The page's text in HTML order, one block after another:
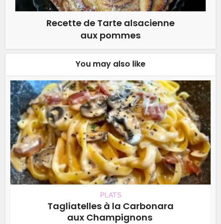
Recette de Tarte alsacienne
aux pommes
You may also like
PLATS
Tagliatelles à la Carbonara
aux Champignons